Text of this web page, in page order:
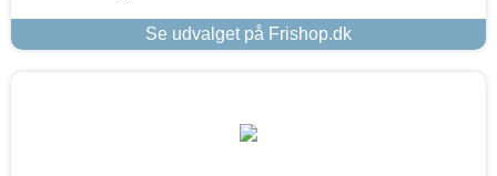
Se udvalget på Frishop.dk